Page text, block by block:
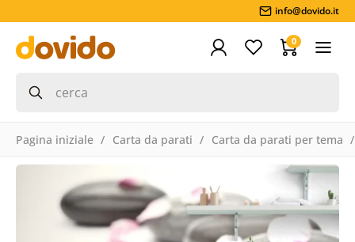
info@dovido.it
0
Pagina iniziale Carta da parati Carta da parati per tema